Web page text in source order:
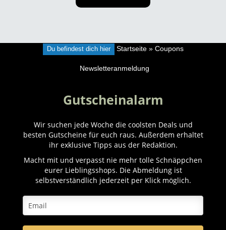
Du befindest dich hier Startseite» Coupons
Newsletteranmeldung
Gutscheinalarm
Wir suchen jede Woche die coolsten Deals und
besten Gutscheine für euch raus. Außerdem erhaltet
ihr exklusive Tipps aus der Redaktion.
Macht mit und verpasst nie mehr tolle Schnäppchen
eurer Lieblingsshops. Die Abmeldung ist
selbstverständlich jederzeit per Klick möglich.